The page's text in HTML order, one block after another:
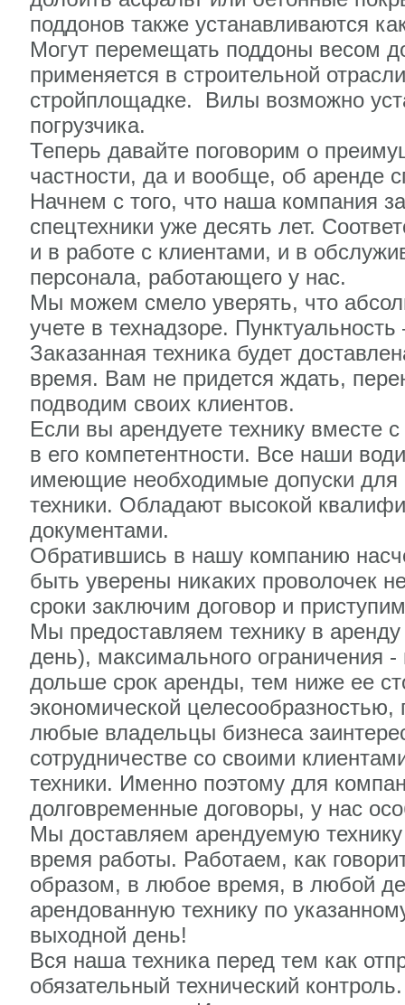
поддонов также устанавливаются
Могут перемещать поддоны весом
применяется в строительной
стройплощадке. Вилы возможно
погрузчика.
Теперь давайте поговорим о
частности, да и вообще, об аренде
Начнем с того, что наша компания
спецтехники уже десять лет.
и в работе с клиентами, и в
персонала, работающего у нас.
Мы можем смело уверять, что
учете в технадзоре.
Заказанная техника будет
время. Вам не придется ждать,
подводим своих клиентов.
Если вы арендуете технику вместе
в его компетентности. Все наши
имеющие необходимые допуски для
техники. Обладают высокой
документами.
Обратившись в нашу компанию
быть уверены никаких проволочек
сроки заключим договор и
Мы предоставляем технику в
день), максимального ограничения
дольше срок аренды, тем ниже ее
экономической целесообразностью,
любые владельцы бизнеса
сотрудничестве со своими
техники. Именно поэтому для
долговременные договоры, у нас
Мы доставляем арендуемую
время работы. Работаем, как
образом, в любое время, в любой
арендованную технику по
выходной день!
Вся наша техника перед тем как
обязательный технический